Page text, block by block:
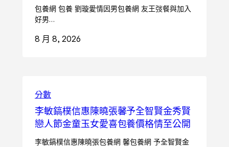
包養網 包養 劉璇愛情因男包養網 友王弢餐與加入
好男…
8 月 8, 2026
分數
李敏鎬樸信惠陳曉張馨予全智賢金秀賢
戀人節金童玉女愛喜包養價格情至公開
李敏鎬樸信惠陳曉張包養網 馨包養網 予全智賢金